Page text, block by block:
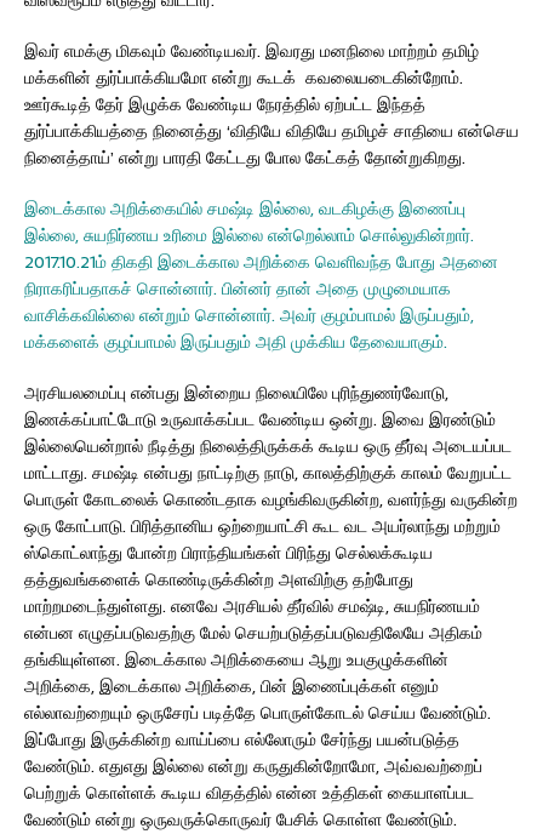
இவர் எமக்கு மிகவும் வேண்டியவர். இவரது மனநிலை மாற்றம் தமிழ்
மக்களின் துர்ப்பாக்கியமோ என்று கூடக் கவலையடைகின்றோம்.
ஊர்கூடித் தேர் இழுக்க வேண்டிய நேரத்தில் ஏற்பட்ட இந்தத்
துர்ப்பாக்கியத்தை நினைத்து ‘விதியே விதியே தமிழச் சாதியை என்செய
நினைத்தாய்’ என்று பாரதி கேட்டது போல கேட்கத் தோன்றுகிறது.
இடைக்கால அறிக்கையில் சமஷ்டி இல்லை, வடகிழக்கு இணைப்பு
இல்லை, சுயநிர்ணய உரிமை இல்லை என்றெல்லாம் சொல்லுகின்றார்.
2017.10.21ம் திகதி இடைக்கால அறிக்கை வெளிவந்த போது அதனை
நிராகரிப்பதாகச் சொன்னார். பின்னர் தான் அதை முழுமையாக
வாசிக்கவில்லை என்றும் சொன்னார். அவர் குழம்பாமல் இருப்பதும்,
மக்களைக் குழப்பாமல் இருப்பதும் அதி முக்கிய தேவையாகும்.
அரசியலமைப்பு என்பது இன்றைய நிலையிலே புரிந்துணர்வோடு,
இணக்கப்பாட்டோடு உருவாக்கப்பட வேண்டிய ஒன்று. இவை இரண்டும்
இல்லையென்றால் நீடித்து நிலைத்திருக்கக் கூடிய ஒரு தீர்வு அடையப்பட
மாட்டாது. சமஷ்டி என்பது நாட்டிற்கு நாடு, காலத்திற்குக் காலம் வேறுபட்ட
பொருள் கோடலைக் கொண்டதாக வழங்கிவருகின்ற, வளர்ந்து வருகின்ற
ஒரு கோட்பாடு. பிரித்தானிய ஒற்றையாட்சி கூட வட அயர்லாந்து மற்றும்
ஸ்கொட்லாந்து போன்ற பிராந்தியங்கள் பிரிந்து செல்லக்கூடிய
தத்துவங்களைக் கொண்டிருக்கின்ற அளவிற்கு தற்போது
மாற்றமடைந்துள்ளது. எனவே அரசியல் தீர்வில் சமஷ்டி, சுயநிர்ணயம்
என்பன எழுதப்படுவதற்கு மேல் செயற்படுத்தப்படுவதிலேயே அதிகம்
தங்கியுள்ளன. இடைக்கால அறிக்கையை ஆறு உபகுழுக்களின்
அறிக்கை, இடைக்கால அறிக்கை, பின் இணைப்புக்கள் எனும்
எல்லாவற்றையும் ஒருசேரப் படித்தே பொருள்கோடல் செய்ய வேண்டும்.
இப்போது இருக்கின்ற வாய்ப்பை எல்லோரும் சேர்ந்து பயன்படுத்த
வேண்டும். எதுஎது இல்லை என்று கருதுகின்றோமோ, அவ்வவற்றைப்
பெற்றுக் கொள்ளக் கூடிய விதத்தில் என்ன உத்திகள் கையாளப்பட
வேண்டும் என்று ஒருவருக்கொருவர் பேசிக் கொள்ள வேண்டும்.